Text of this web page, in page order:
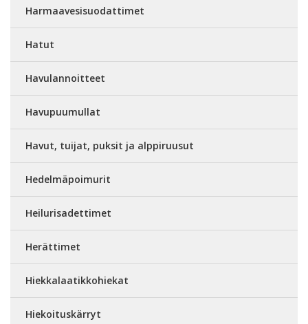
Harmaavesisuodattimet
Hatut
Havulannoitteet
Havupuumullat
Havut, tuijat, puksit ja alppiruusut
Hedelmäpoimurit
Heilurisadettimet
Herättimet
Hiekkalaatikkohiekat
Hiekoituskärryt